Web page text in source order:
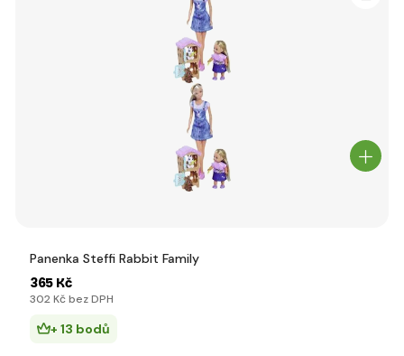
Panenka Steffi Rabbit Family
365 Kč
302 Kč bez DPH
+ 13 bodů